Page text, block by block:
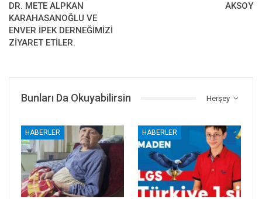
DR. METE ALPKAN
KARAHASANOĞLU VE
ENVER İPEK DERNEĞİMİZİ
ZİYARET ETİLER.
AKSOY
Herşey
Bunları Da Okuyabilirsin
HABERLER HABERLER